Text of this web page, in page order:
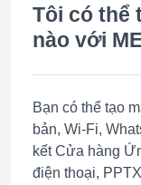
Tôi có thể
nào với
Bạn có thể tạo
bản, Wi-Fi,
kết Cửa hàng
điện thoại,